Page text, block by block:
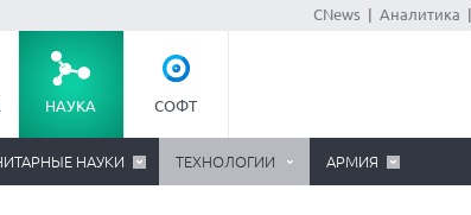
CNews Аналитика
НАУКА СОФТ
НАУКИ ТЕХНОЛОГИИ АРМИЯ